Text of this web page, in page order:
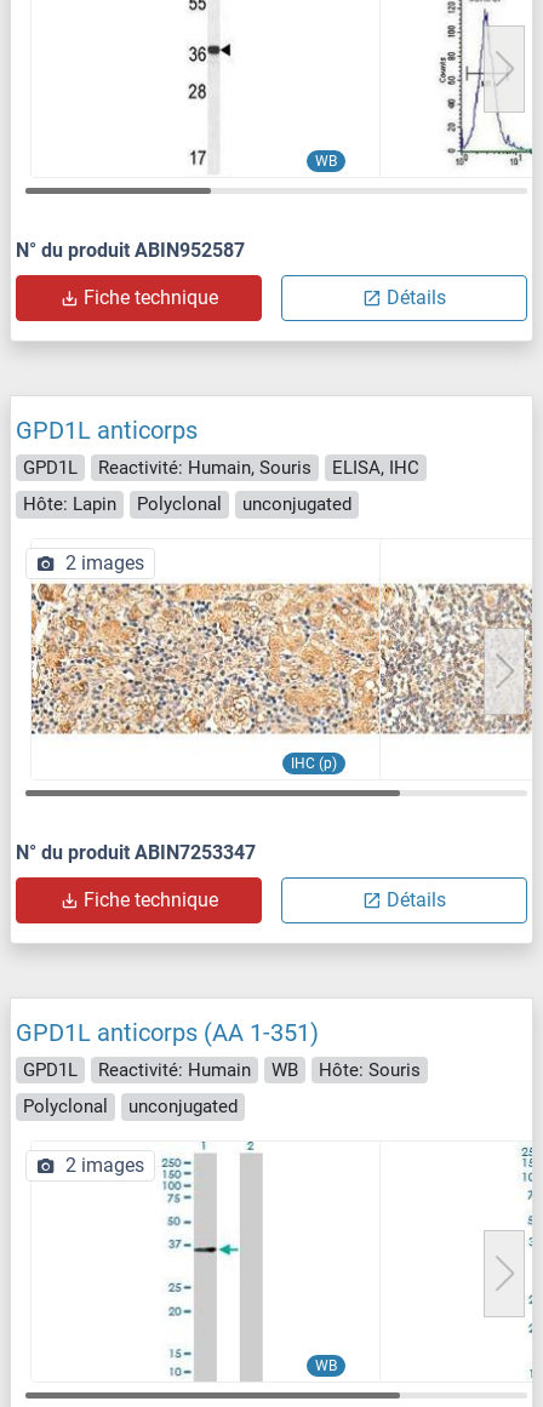
WB
N° du produit ABIN952587
Fiche technique Détails
GPD1L anticorps
GPD1L Reactivité: Humain, Souris
ELISA, IHC
Hôte: Lapin
Polyclonal unconjugated
IHC (p)
2 images
N° du produit ABIN7253347
Fiche technique Détails
GPD1L anticorps (AA 1-351)
GPD1L Reactivité: Humain WB
Hôte: Souris
Polyclonal
unconjugated
WB
2 images